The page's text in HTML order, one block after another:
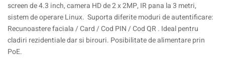
screen de 4.3 inch, camera HD de 2 x 2MP, IR pana la 3 metri,
sistem de operare Linux. Suporta diferite moduri de autentificare:
Recunoastere faciala / Card / Cod PIN / Cod QR . Ideal pentru
cladiri rezidentiale dar si birouri. Posibilitate de alimentare prin
PoE.